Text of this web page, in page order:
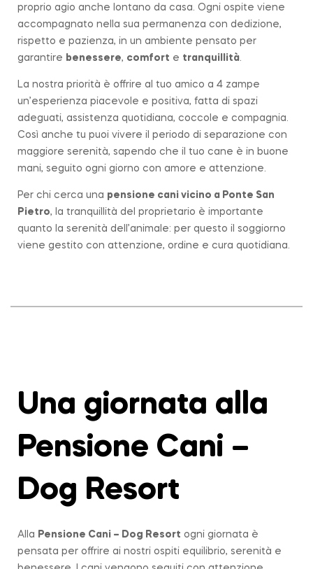
proprio agio anche lontano da casa. Ogni ospite viene
accompagnato nella sua permanenza con dedizione,
rispetto e pazienza, in un ambiente pensato per
garantire benessere, comfort e tranquillità
La nostra priorità è offrire al tuo amico a 4 zampe
un’esperienza piacevole e positiva, fatta di spazi
adeguati, assistenza quotidiana, coccole e compagnia.
Così anche tu puoi vivere il periodo di separazione con
maggiore serenità, sapendo che il tuo cane è in buone
mani, seguito ogni giorno con amore e attenzione.
Per chi cerca una pensione cani vicino a Ponte San
Pietro, la tranquillità del proprietario è importante
quanto la serenità dell’animale: per questo il soggiorno
viene gestito con attenzione, ordine e cura quotidiana.
Una giornata alla
Pensione Cani –
Dog Resort
Alla Pensione Cani – Dog Resort ogni giornata è
pensata per offrire ai nostri ospiti equilibrio, serenità e